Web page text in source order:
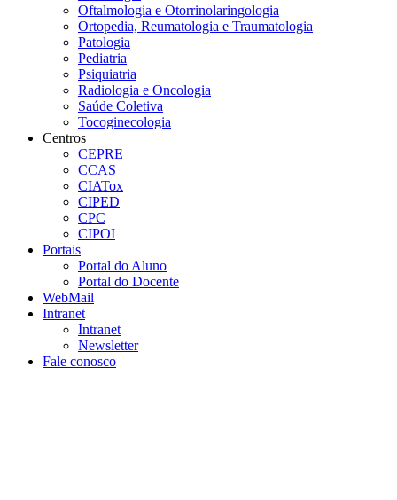
Oftalmologia e Otorrinolaringologia
Ortopedia, Reumatologia e Traumatologia
Patologia
Pediatria
Psiquiatria
Radiologia e Oncologia
Saúde Coletiva
Tocoginecologia
Centros
CEPRE
CCAS
CIATox
CIPED
CPC
CIPOI
Portais
Portal do Aluno
Portal do Docente
WebMail
Intranet
Intranet
Newsletter
Fale conosco